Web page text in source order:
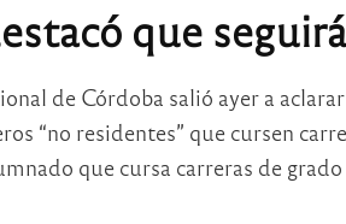
que
de Córdoba salió ayer a
“no residentes” que cursen
que cursa carreras de grado